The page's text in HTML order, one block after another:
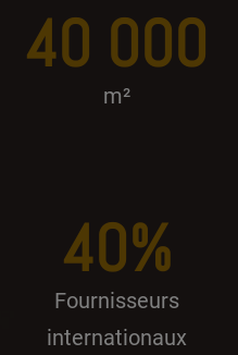
40 000
m²
40%
Fournisseurs
internationaux